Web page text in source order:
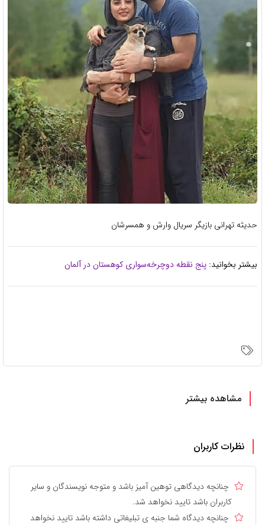
حدیثه تهرانی بازیگر سریال وارش و همسرشان
بیشتر بخوانید: پنج نقطه دوچرخه‌سواری کوهستان در آلمان
مشاهده بیشتر
نظرات کاربران
چنانچه دیدگاهی توهین آمیز باشد و متوجه نویسندگان و سایر
کاربران باشد تایید نخواهد شد.
چنانچه دیدگاه شما جنبه ی تبلیغاتی داشته باشد تایید نخواهد